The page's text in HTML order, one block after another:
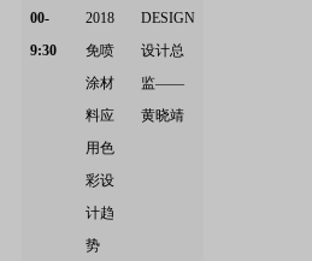
00-
9:30
2018
免喷
涂材
料应
用色
彩设
计趋
势
DESIGN
设计总
监——
黄晓靖